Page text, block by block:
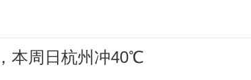
本周日杭州冲40℃